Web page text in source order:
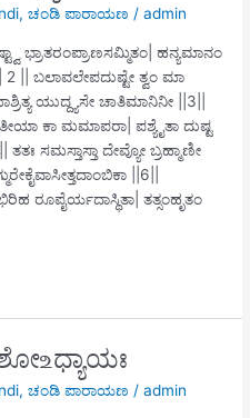
,ಚಂಡಿ ಪಾರಾಯಣ /admin
ಭ್ರಾತರಂಪ್ರಾಣಸಮ್ಮಿತಂ| ಹನ್ಯಮಾನಂ
2 || ಬಲಾವಲೇಪದುಷ್ಟೇ ತ್ವಂ ಮಾ
ಯುದ್ದ್ಯಸೇ ಚಾತಿಮಾನಿನೀ ||3||
ಕಾ ಮಮಾಪರಾ| ಪಶ್ಯೈತಾ ದುಷ್ಟ
ಸಮಸ್ತಾಸ್ತಾ ದೇವ್ಯೋ ಬ್ರಹ್ಮಾಣೀ
||6||
ರೂಪೈರ್ಯದಾಸ್ಥಿತಾ| ತತ್ಸಂಹೃತಂ
‌உಧ್ಯಾಯಃ
,ಚಂಡಿ ಪಾರಾಯಣ /admin